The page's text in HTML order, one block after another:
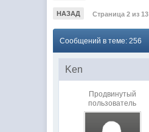
НАЗАД Страница 2 из 13
Сообщений в теме: 256
Ken
Продвинутый
пользователь